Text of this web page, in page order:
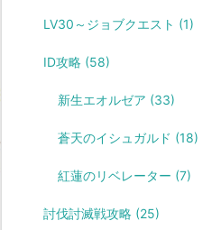
LV30～ジョブクエスト (1)
ID攻略 (58)
新生エオルゼア (33)
蒼天のイシュガルド (18)
紅蓮のリベレーター (7)
討伐討滅戦攻略 (25)